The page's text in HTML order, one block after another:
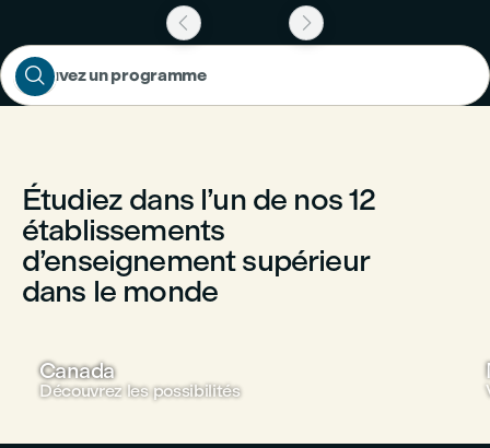
 
Trouvez un programme

Étudiez dans l’un de nos 12
établissements
d’enseignement supérieur
dans le monde
Canada
Découvrez les possibilités